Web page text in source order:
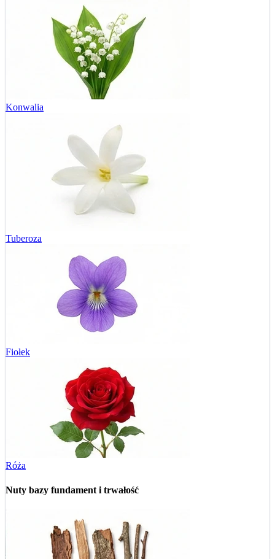
Konwalia
Tuberoza
Fiołek
Róża
Nuty bazy fundament i trwałość